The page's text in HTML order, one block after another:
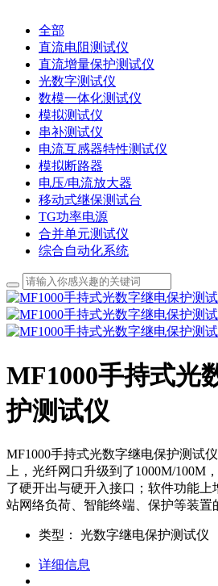
全部
直流电阻测试仪
直流增量保护测试仪
光数字测试仪
数模一体化测试仪
模拟测试仪
串补测试仪
电流互感器特性测试仪
模拟断路器
电压/电流放大器
移动式继保测试台
TG功率电源
合并单元测试仪
综合自动化系统
MF1000手持式光
护测试仪
MF1000手持式光数字继电保护测试
上，光纤网口升级到了1000M/100M
了硬开出与硬开入接口；软件功能
站网络负荷、智能终端、保护等装置
类型： 光数字继电保护测试仪
详细信息